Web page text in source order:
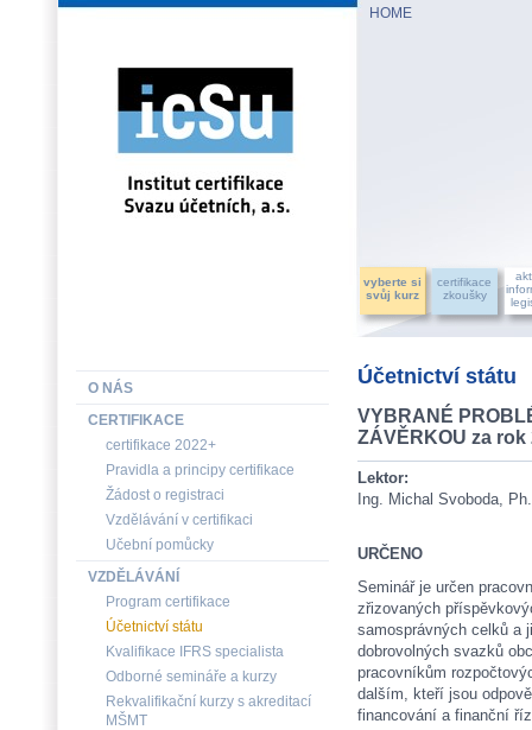
HOME
vyberte si
svůj kurz
certifikace
zkoušky
Účetnictví státu
VYBRANÉ
ZÁVĚRKOU za rok
Lektor:
Ing. Michal Svoboda,
URČENO
Seminář je určen
zřizovaných
samosprávných celků a
dobrovolných svazků
pracovníkům
dalším, kteří jsou
financování a finanční
O NÁS
CERTIFIKACE
certifikace 2022+
Pravidla a principy certifikace
Žádost o registraci
Vzdělávání v certifikaci
Učební pomůcky
VZDĚLÁVÁNÍ
Program certifikace
Účetnictví státu
Kvalifikace IFRS specialista
Odborné semináře a kurzy
Rekvalifikační kurzy s akreditací
MŠMT